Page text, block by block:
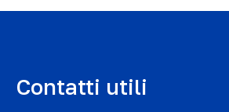
Contatti utili